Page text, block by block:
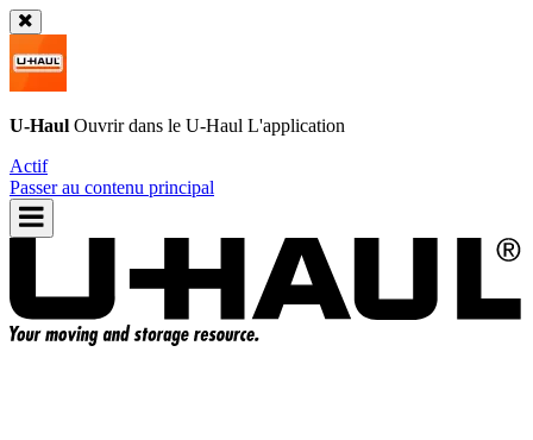
U-Haul Ouvrir dans le U-Haul L'application
Actif
Passer au contenu principal